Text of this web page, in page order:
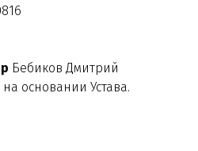
Бебиков Дмитрий
основании Устава.